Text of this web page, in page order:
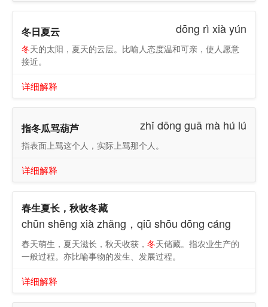
冬日夏云 dōng rì xià yún
冬天的太阳，夏天的云层。比喻人态度温和可亲，使人愿意
接近。
详细解释
指冬瓜骂葫芦 zhǐ dōng guā mà hú lú
指表面上骂这个人，实际上骂那个人。
详细解释
春生夏长，秋收冬藏
chūn shēng xià zhǎng，qiū shōu dōng cáng
春天萌生，夏天滋长，秋天收获， 冬天储藏。指农业生产的
一般过程。亦比喻事物的发生、发展过程。
详细解释